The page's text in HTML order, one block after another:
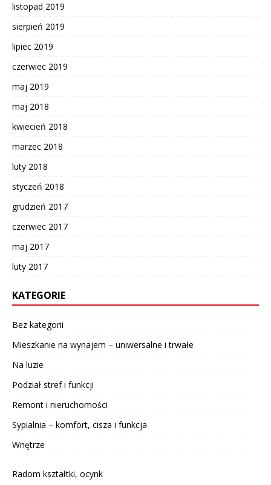
listopad 2019
sierpień 2019
lipiec 2019
czerwiec 2019
maj 2019
maj 2018
kwiecień 2018
marzec 2018
luty 2018
styczeń 2018
grudzień 2017
czerwiec 2017
maj 2017
luty 2017
KATEGORIE
Bez kategorii
Mieszkanie na wynajem – uniwersalne i trwałe
Na luzie
Podział stref i funkcji
Remont i nieruchomości
Sypialnia – komfort, cisza i funkcja
Wnętrze
Radom kształtki, ocynk